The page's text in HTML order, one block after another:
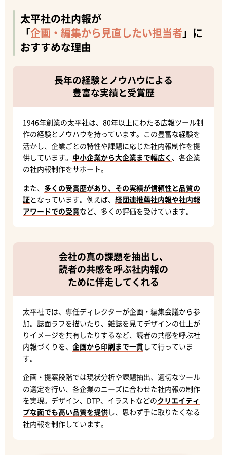
太平社の社内報が
「企画・編集から見直したい担当者」に
おすすめな理由
長年の経験とノウハウによる
豊富な実績と受賞歴
1946年創業の太平社は、80年以上にわたる広報ツール制
作の経験とノウハウを持っています。この豊富な経験を
活かし、企業ごとの特性や課題に応じた社内報制作を提
供しています。 中小企業から大企業まで幅広く 、各企業
の社内報制作をサポート。
また、 多くの受賞歴があり、その実績が信頼性と品質の
証となっています。例えば、 経団連推薦社内報や社内報
アワードでの受賞など、多くの評価を受けています。
会社の真の課題を抽出し、
読者の共感を呼ぶ社内報の
ために伴走してくれる
太平社では、専任ディレクターが企画・編集会議から参
加。誌面ラフを描いたり、雑誌を見てデザインの仕上が
りイメージを共有したりするなど、読者の共感を呼ぶ社
内報づくりを、 企画から印刷まで一貫して行っていま
す。
企画・提案段階では現状分析や課題抽出、適切なツール
の選定を行い、各企業のニーズに合わせた社内報の制作
を実現。デザイン、DTP、イラストなどのクリエイティ
ブな面でも高い品質を提供し、思わず手に取りたくなる
社内報を制作しています。